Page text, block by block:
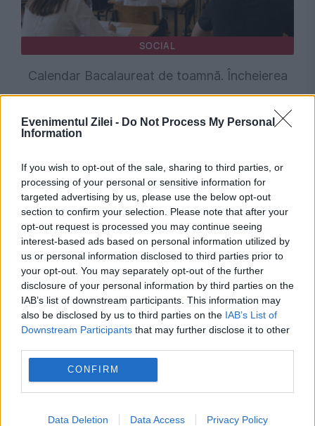
Evenimentul Zilei - Do Not Process My Personal
Information
If you wish to opt-out of the sale, sharing to third parties, or
processing of your personal or sensitive information for
targeted advertising by us, please use the below opt-out
section to confirm your selection. Please note that after your
opt-out request is processed you may continue seeing
interest-based ads based on personal information utilized by
us or personal information disclosed to third parties prior to
your opt-out. You may separately opt-out of the further
disclosure of your personal information by third parties on the
IAB’s list of downstream participants. This information may
also be disclosed by us to third parties on the IAB’s List of
Downstream Participants that may further disclose it to other
CONFIRM
Data Deletion Data Access Privacy Policy
SOCIAL
Calendar Bacalaureat de toamnă. Încheierea
înscrierilor și susținerea primelor probe
SOCIAL
Când începe școala în septembrie 2026.
Calendarul complet al cursurilor